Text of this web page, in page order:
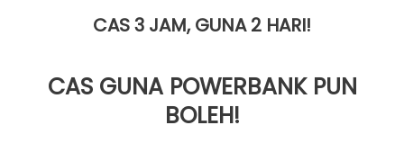
CAS 3 JAM, GUNA 2 HARI!
CAS GUNA POWERBANK PUN
BOLEH!